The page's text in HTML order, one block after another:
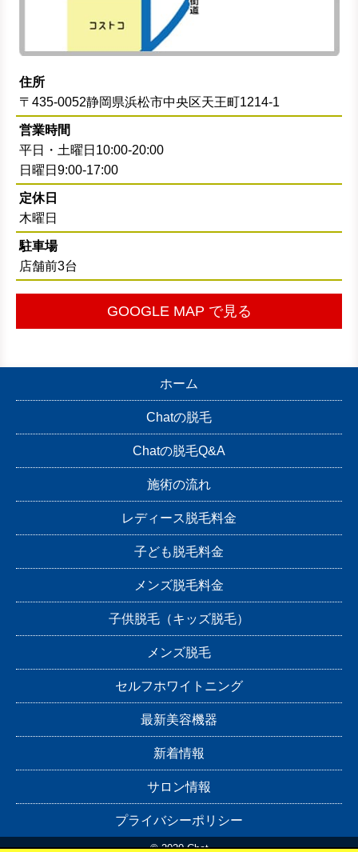
住所
〒435-0052静岡県浜松市中央区天王町1214-1
営業時間
平日・土曜日10:00-20:00
日曜日9:00-17:00
定休日
木曜日
駐車場
店舗前3台
GOOGLE MAP で見る
ホーム
Chatの脱毛
Chatの脱毛Q&A
施術の流れ
レディース脱毛料金
子ども脱毛料金
メンズ脱毛料金
子供脱毛（キッズ脱毛）
メンズ脱毛
セルフホワイトニング
最新美容機器
新着情報
サロン情報
プライバシーポリシー
© 2020 Chat